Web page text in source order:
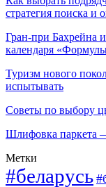
стратегия поиска и
Гран-при Бахрейна
календаря
Туризм нового
испытывать
Советы по выбору
Шлифовка паркета
Метки
#беларусь